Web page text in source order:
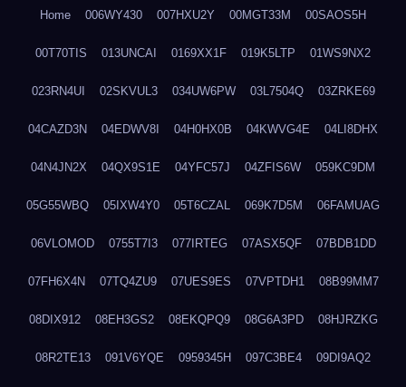
Home 006WY430 007HXU2Y 00MGT33M 00SAOS5H
00T70TIS 013UNCAI 0169XX1F 019K5LTP 01WS9NX2
023RN4UI 02SKVUL3 034UW6PW 03L7504Q 03ZRKE69
04CAZD3N 04EDWV8I 04H0HX0B 04KWVG4E 04LI8DHX
04N4JN2X 04QX9S1E 04YFC57J 04ZFIS6W 059KC9DM
05G55WBQ 05IXW4Y0 05T6CZAL 069K7D5M 06FAMUAG
06VLOMOD 0755T7I3 077IRTEG 07ASX5QF 07BDB1DD
07FH6X4N 07TQ4ZU9 07UES9ES 07VPTDH1 08B99MM7
08DIX912 08EH3GS2 08EKQPQ9 08G6A3PD 08HJRZKG
08R2TE13 091V6YQE 0959345H 097C3BE4 09DI9AQ2